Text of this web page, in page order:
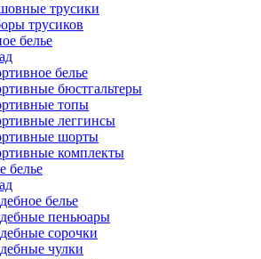
трусики
трусиков
белье
белье
бюстгальтеры
топы
леггинсы
шорты
комплекты
белье
белье
пеньюары
сорочки
чулки